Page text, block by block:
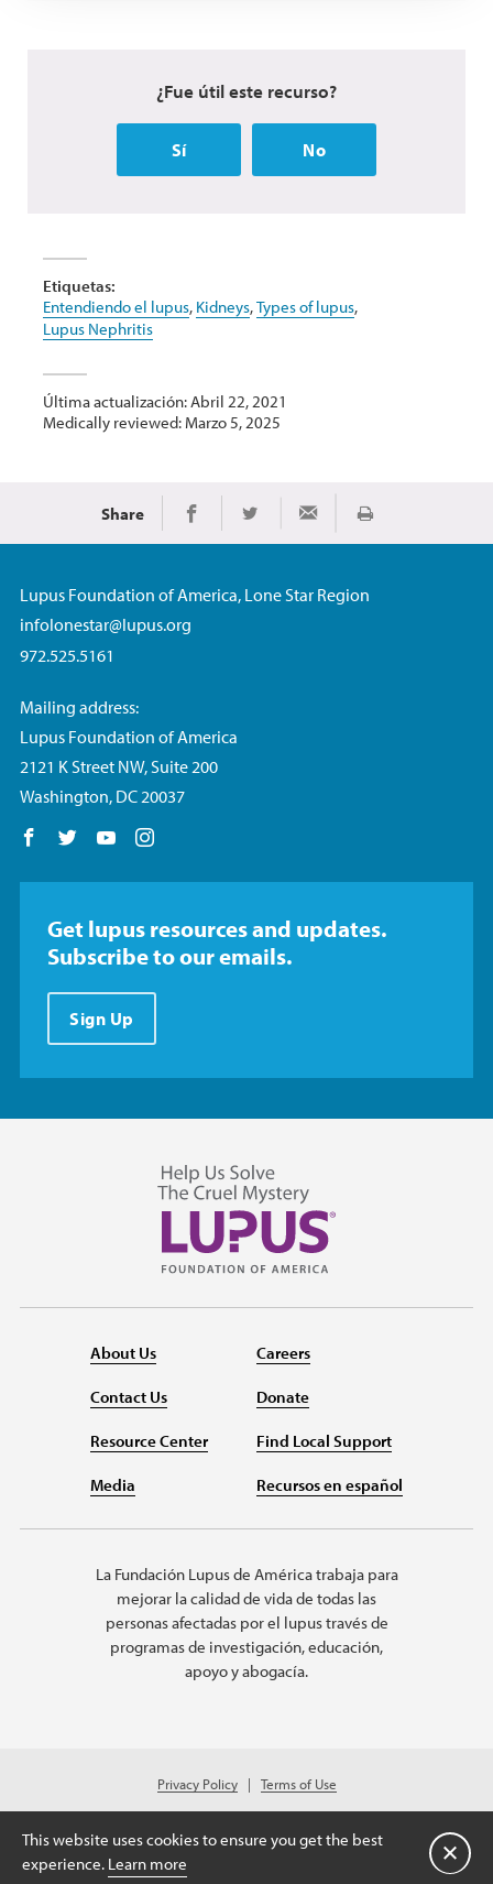
¿Fue útil este recurso?
Sí No
Etiquetas:
Entendiendo el lupus, Kidneys,Types of lupus,
Lupus Nephritis
Última actualización: Abril 22, 2021
Medically reviewed: Marzo 5, 2025
Share Share on Facebook
Share on TwitterShare via EmailImprimir
Lupus Foundation of America, Lone Star Region
infolonestar@lupus.org
972.525.5161
Mailing address:
Lupus Foundation of America
2121 K Street NW, Suite 200
Washington, DC 20037
Follow us on Facebook
Follow us on Twitter
Follow us on YouTube
Get lupus resources and updates.
Subscribe to our emails.
Sign Up
About Us
Contact Us
Resource Center
Media
Careers
Donate
Find Local Support
Recursos en español
La Fundación Lupus de América trabaja para
mejorar la calidad de vida de todas las
personas afectadas por el lupus través de
programas de investigación, educación,
apoyo y abogacía.
Privacy Policy
Terms of Use
© 2026 Lupus Foundation of America. All rights reserved.
A charitable organization with 501(c)(3) tax-exempt status. Federal ID
#43-1131436.
This website uses cookies to ensure you get the best
experience. Learn more Cerrar